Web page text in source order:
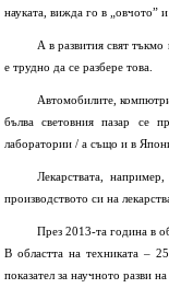
науката, вижда го в „овчото” и
А в развития свят
е трудно да се разбере това.
Автомобилите,
бълва световния пазар се
лаборатории / а също и в
Лекарствата,
производството си на
През 2013-та година в
В областта на техниката –
показател за научното разви